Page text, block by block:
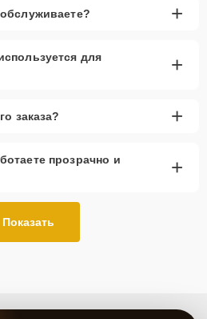
+
для
+
заказа? +
прозрачно и
+
Показать